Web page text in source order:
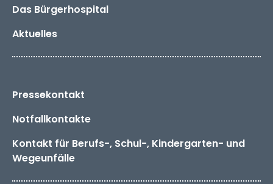
Das Bürger­hospital
Aktuelles
Pressekontakt
Notfallkontakte
Kontakt für Berufs-, Schul-, Kindergarten- und
Wegeunfälle